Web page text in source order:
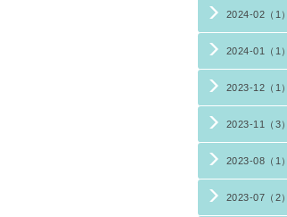
2024-02（1）
2024-01（1）
2023-12（1）
2023-11（3）
2023-08（1）
2023-07（2）